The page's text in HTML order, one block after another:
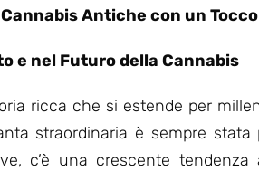
Antiche con un
e nel Futuro della Cannabis
ricca che si estende per
straordinaria è sempre
c’è una crescente